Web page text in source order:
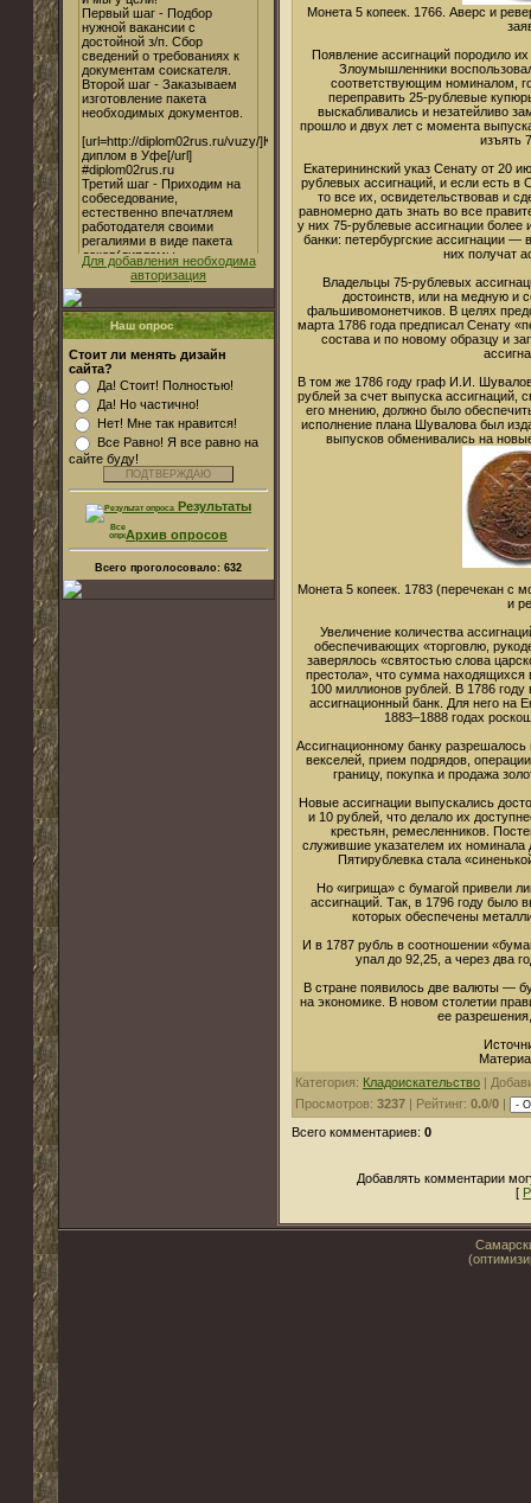
Для добавления необходима
авторизация
Наш опрос
Стоит ли менять дизайн
сайта?
Да! Стоит! Полностью!
Да! Но частично!
Нет! Мне так нравится!
Все Равно! Я все равно на
сайте буду!
Результаты
Архив опросов
Всего проголосовало: 632
Монета 5 копеек. 1766. Аверс и
Появление ассигнаций породило
Злоумышленники
соответствующим номиналом,
переправить 25-рублевые
выскабливались и незатейливо
прошло и двух лет с момента
изъять
Екатерининский указ Сенату от 20
рублевых ассигнаций, и если есть в
то все их, освидетельствовав и
равномерно дать знать во все
у них 75-рублевые ассигнации
банки: петербургские ассигнации —
них получат
Владельцы 75-рублевых
достоинств, или на медную и
фальшивомонетчиков. В целях
марта 1786 года предписал Сенату
состава и по новому образцу и
В том же 1786 году граф И.И.
рублей за счет выпуска ассигнаций,
его мнению, должно было
исполнение плана Шувалова был
выпусков обменивались на
Монета 5 копеек. 1783 (перечекан с
и
Увеличение количества
обеспечивающих «торговлю,
заверялось «святостью слова
престола», что сумма находящихся
100 миллионов рублей. В 1786
ассигнационный банк. Для него на
1883–1888 годах
Ассигнационному банку
векселей, прием подрядов,
границу, покупка и продажа
Новые ассигнации выпускались
и 10 рублей, что делало их
крестьян, ремесленников.
служившие указателем их
Пятирублевка стала
Но «игрища» с бумагой привели
ассигнаций. Так, в 1796 году было
которых обеспечены
И в 1787 рубль в соотношении
упал до 92,25, а через два
В стране появилось две валюты —
на экономике. В новом столетии
ее
Категория: Кладоискательство |
Просмотров: 3237 | Рейтинг: 0.0/0 |
Всего комментариев: 0
Добавлять комментарии
[